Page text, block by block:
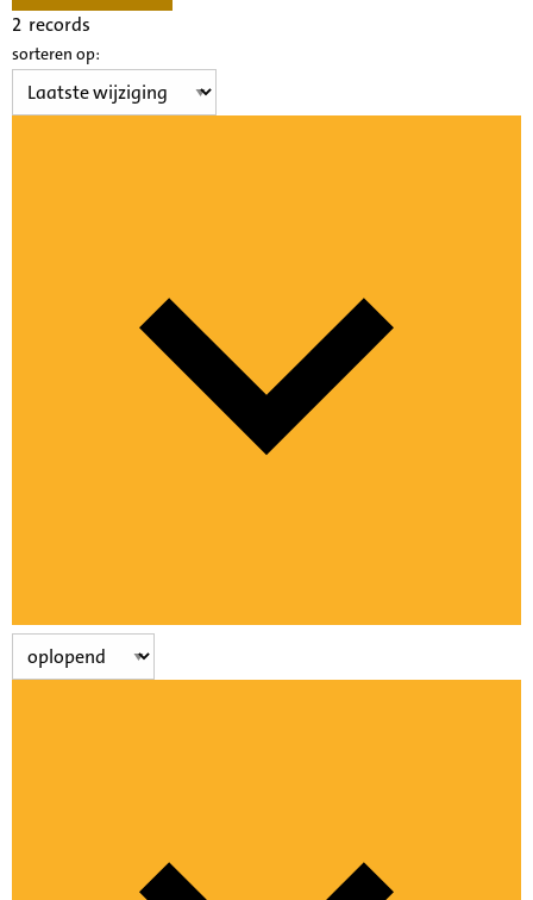
2 records
sorteren op: